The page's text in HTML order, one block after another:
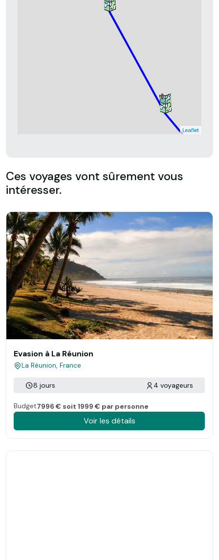
Leaflet
Ces voyages vont sûrement vous
intéresser.
Evasion à La Réunion
La Réunion, France
8 jours 4 voyageurs
Budget7996 € soit 1999 € par personne
Voir les détails